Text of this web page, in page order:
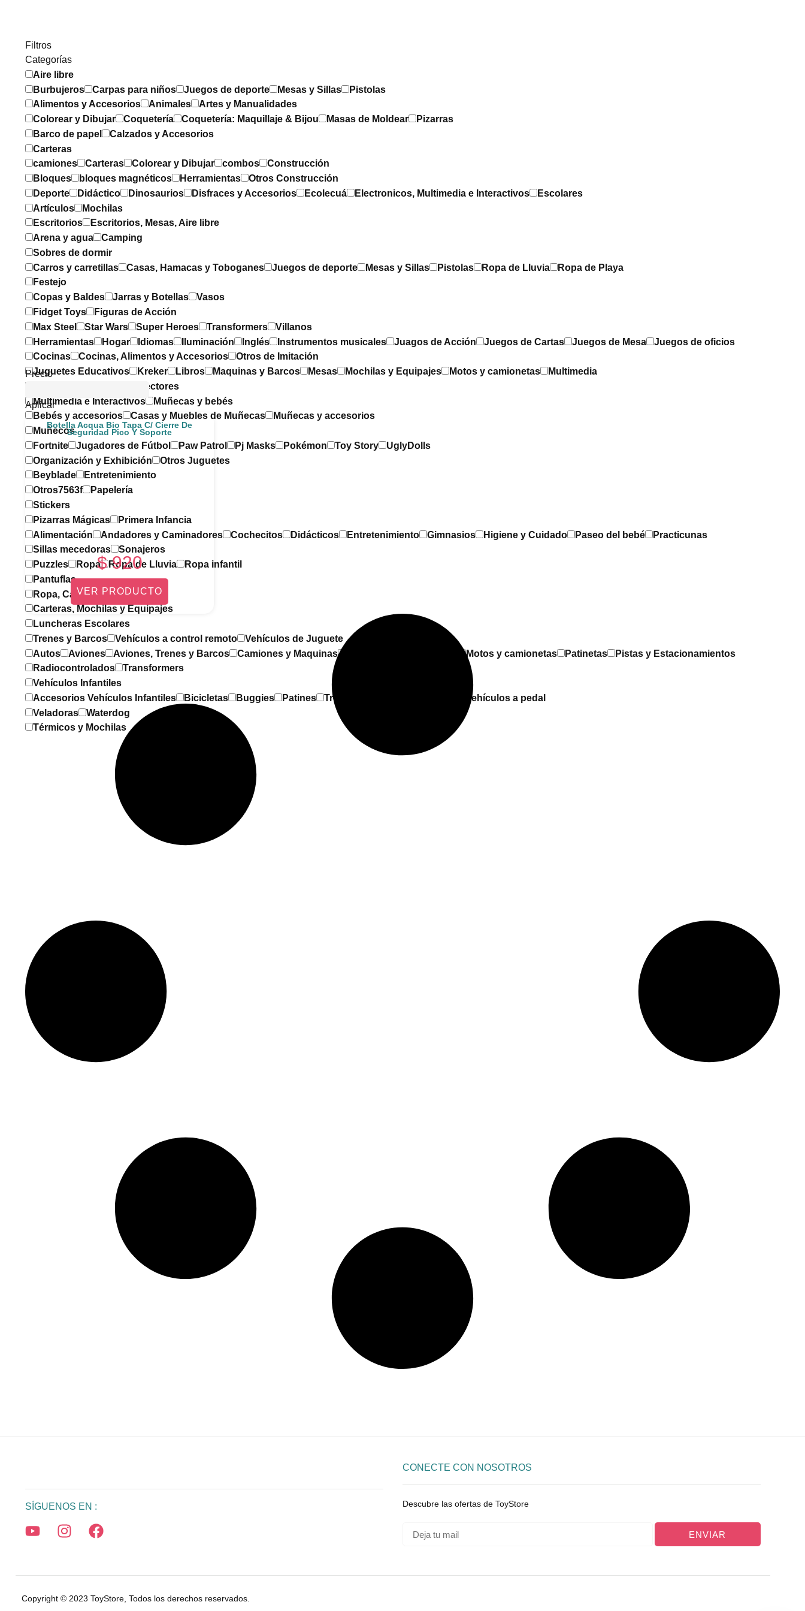
Filtros
Categorías
Aire libre
Burbujeros
Carpas para niños Juegos de deporte Mesas y Sillas
Pistolas
Alimentos y Accesorios
Animales
Artes y Manualidades
Colorear y Dibujar
Coquetería Coquetería: Maquillaje & Bijou Masas de Moldear
Pizarras
Barco de papel
Calzados y Accesorios
Carteras
camiones
Carteras Colorear y Dibujar combos
Construcción
Bloques
bloques magnéticos Herramientas
Otros Construcción
Deporte
Didáctico Dinosaurios Disfraces y Accesorios Ecolecuá Electronicos, Multimedia e Interactivos
Escolares
Artículos
Mochilas
Escritorios
Escritorios, Mesas, Aire libre
Arena y agua
Camping
Sobres de dormir
Carros y carretillas
Casas, Hamacas y Toboganes Juegos de deporte Mesas y Sillas Pistolas Ropa de Lluvia
Ropa de Playa
Festejo
Copas y Baldes
Jarras y Botellas
Vasos
Fidget Toys
Figuras de Acción
Max Steel
Star Wars Super Heroes Transformers
Villanos
Herramientas
Hogar Idiomas Iluminación Inglés Instrumentos musicales Juagos de Acción Juegos de Cartas Juegos de Mesa
Juegos de oficios
Cocinas
Cocinas, Alimentos y Accesorios
Otros de Imitación
Juguetes Educativos
Kreker Libros Maquinas y Barcos Mesas Mochilas y Equipajes Motos y camionetas
Multimedia
Proyectores
Multimedia e Interactivos
Muñecas y bebés
Bebés y accesorios
Casas y Muebles de Muñecas
Muñecas y accesorios
Muñecos
Fortnite
Jugadores de Fútbol Paw Patrol Pj Masks Pokémon Toy Story
UglyDolls
Organización y Exhibición
Otros Juguetes
Beyblade
Entretenimiento
Otros7563f
Papelería
Stickers
Pizarras Mágicas
Primera Infancia
Alimentación
Andadores y Caminadores Cochecitos Didácticos Entretenimiento Gimnasios Higiene y Cuidado Paseo del bebé
Practicunas
Sillas mecedoras
Sonajeros
Puzzles
Ropa Ropa de Lluvia
Ropa infantil
Pantuflas
Ropa, Calzados y Accesorios
Carteras, Mochilas y Equipajes
Luncheras Escolares
Trenes y Barcos
Vehículos a control remoto
Vehículos de Juguete
Autos
Aviones Aviones, Trenes y Barcos Camiones y Maquinas Motos y camionetas Patinetas
Pistas y Estacionamientos
Radiocontrolados
Transformers
Vehículos Infantiles
Accesorios Vehículos Infantiles
Bicicletas Buggies Patines Triciclos
Vehículos a pedal
Veladoras
Waterdog
Térmicos y Mochilas
Precio
Aplicar
Botella Acqua Bio Tapa C/ Cierre De
Seguridad Pico Y Soporte
$920
VER PRODUCTO
SÍGUENOS EN :
CONECTE CON NOSOTROS
Descubre las ofertas de ToyStore
ENVIAR
Copyright © 2023 ToyStore, Todos los derechos reservados.